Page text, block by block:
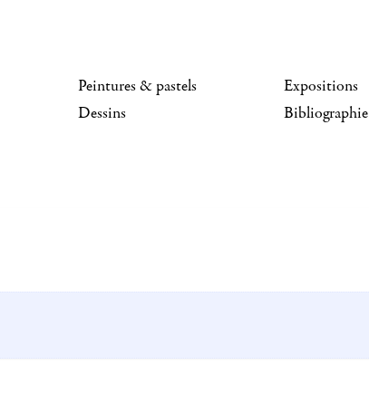
Peintures & pastels
Dessins
Expositions
Bibliographie